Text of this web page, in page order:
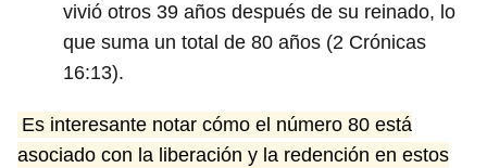
vivió otros 39 años después de su reinado, lo
que suma un total de 80 años (2 Crónicas
16:13).
Es interesante notar cómo el número 80 está
asociado con la liberación y la redención en estos